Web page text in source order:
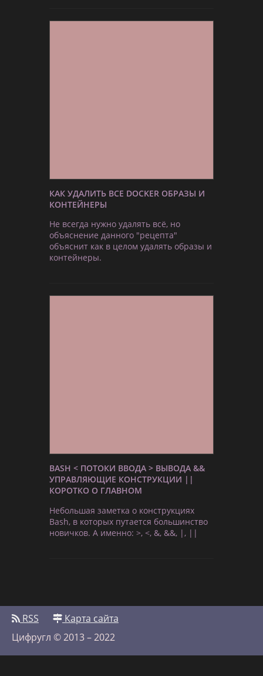
КАК УДАЛИТЬ ВСЕ DOCKER ОБРАЗЫ И
КОНТЕЙНЕРЫ
Не всегда нужно удалять всё, но
объяснение данного "рецепта"
объяснит как в целом удалять образы и
контейнеры.
BASH < ПОТОКИ ВВОДА > ВЫВОДА &&
УПРАВЛЯЮЩИЕ КОНСТРУКЦИИ ||
КОРОТКО О ГЛАВНОМ
Небольшая заметка о конструкциях
Bash, в которых путается большинство
новичков. А именно: >, <, &, &&, |, ||
RSS
Карта сайта
Цифругл © 2013 – 2022